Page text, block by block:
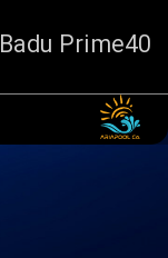
Badu Prime40